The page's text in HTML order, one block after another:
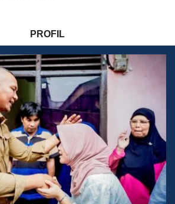
PROFIL